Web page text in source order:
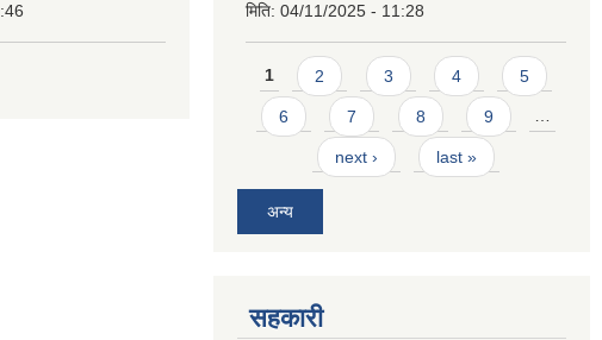
मिति: 04/11/2025 - 11:28
Pages
1 2 3 4 5
6 7 8 9 …
next › last »
अन्य
सहकारी